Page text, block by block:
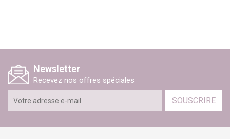
Newsletter
Recevez nos offres spéciales
SOUSCRIRE